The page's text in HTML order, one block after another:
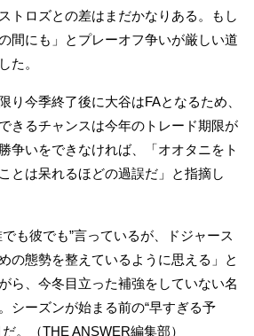
トロズとの差はまだかなりある。もし
間にも」とプレーオフ争いが厳しい道
た。
今季終了後に大谷はFAとなるため、
きるチャンスは今年のトレード期限が
争いをできなければ、「オオタニをト
とは呆れるほどの過誤だ」と指摘し
も彼でも”言っているが、ドジャース
の態勢を整えているように思える」と
ら、今冬目立った補強をしていない名
シーズンが始まる前の“早すぎる予
。（THE ANSWER編集部）